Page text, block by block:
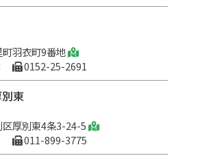
羽衣町9番地
0152-25-2691
東
厚別東4条3-24-5
011-899-3775